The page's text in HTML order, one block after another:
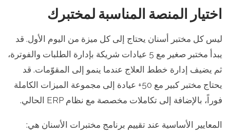
اختيار المنصة المناسبة لمختبرك
ليس كل مختبر أسنان يحتاج إلى كل ميزة من اليوم الأول. قد
يبدأ مختبر صغير مع 5 عيادات شريكة بإدارة الطلبات والفوترة،
ثم يضيف إدارة خطط العلاج عندما ينمو إلى المقوّمات. قد
يحتاج مختبر كبير مع 50+ عيادة إلى مجموعة الميزات الكاملة
فوراً، بالإضافة إلى تكاملات مخصصة مع نظام ERP الحالي.
المعايير الأساسية عند تقييم برنامج مختبرات الأسنان هي: